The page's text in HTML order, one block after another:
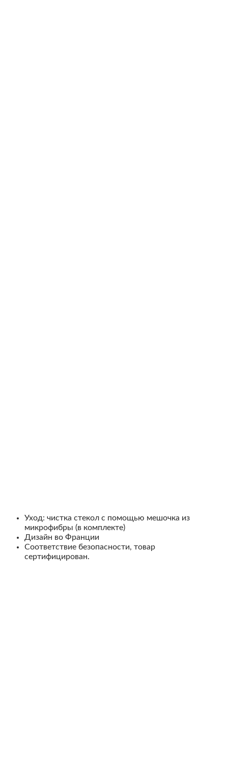
Уход: чистка стекол с помощью мешочка из
микрофибры (в комплекте)
Дизайн во Франции
Соответствие безопасности, товар
сертифицирован.